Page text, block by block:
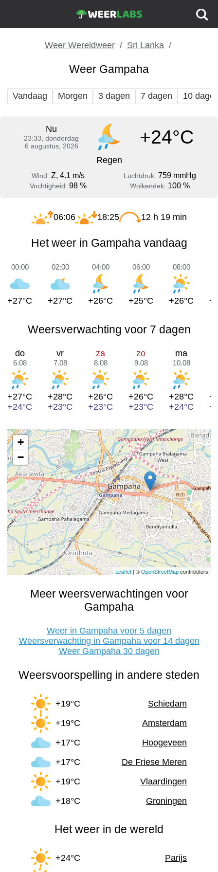
Weer Wereldweer Sri Lanka
Weer Gampaha
Vandaag Morgen 3 dagen 7 dagen 10
Nu
23:33, donderdag
6 augustus, 2026
+24°C
Regen
Wind: Z, 4.1 m/s Luchtdruk: 759 mmHg
Vochtigheid: 98 % Wolkendek: 100 %
06:06 18:25 12 h 19 min
Het weer in Gampaha vandaag
00:00
+27°C
02:00
+27°C
04:00
+26°C
06:00
+25°C
08:00
+26°C
Weersverwachting voor 7 dagen
do
6.08
+27°C
+24°C
vr
7.08
+28°C
+23°C
za
8.08
+26°C
+23°C
zo
9.08
+26°C
+23°C
ma
10.08
+28°C
+24°C
+
−
Leaflet | ©OpenStreetMapcontributors
Meer weersverwachtingen voor
Gampaha
Weer in Gampaha voor 5 dagen
Weersverwachting in Gampaha voor 14 dagen
Weer Gampaha 30 dagen
Weersvoorspelling in andere steden
+19°C
Schiedam
+19°C
Amsterdam
+17°C
Hoogeveen
+17°C
De Friese Meren
+19°C
Vlaardingen
+18°C
Groningen
Het weer in de wereld
+24°C Parijs